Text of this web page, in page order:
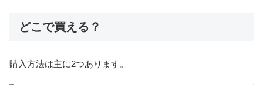
どこで買える？
購入方法は主に2つあります。